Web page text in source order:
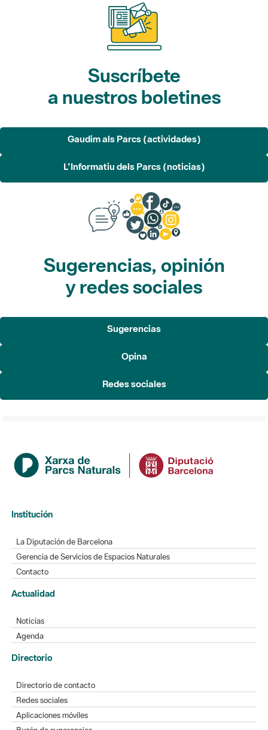
Suscríbete
a nuestros boletines
Gaudim als Parcs (actividades)
Sugerencias, opinión
y redes sociales
Sugerencias
Institución
Gerencia de Servicios de Espacios Naturales
Actualidad
Noticias
Agenda
Directorio de contacto
Redes sociales
Buzón de sugerencias
Opinión sobre los parques